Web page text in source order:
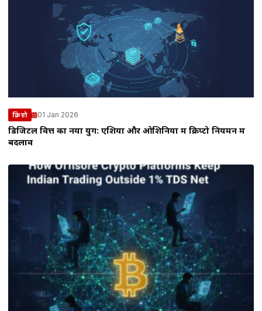
क्रिप्टो 01 Jan 2026
डिजिटल वित्त का नया युग: एशिया और ओशिनिया में क्रिप्टो नियमन में
बदलाव